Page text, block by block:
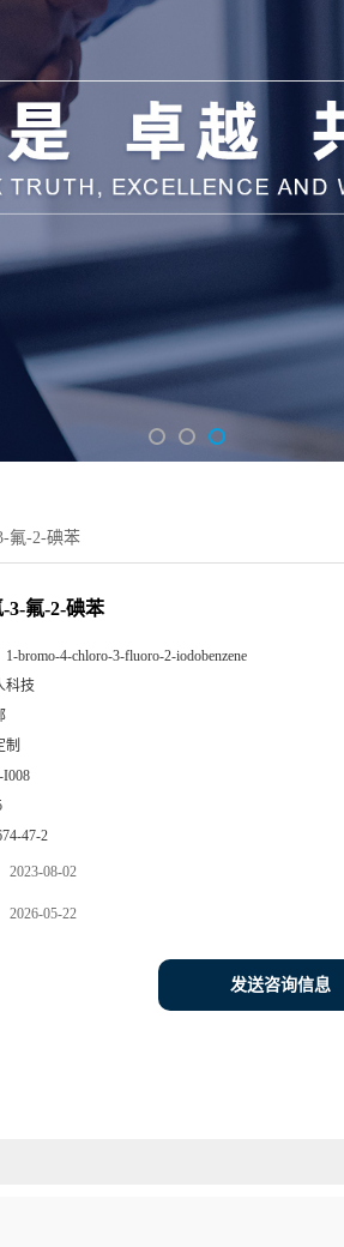
氟-2-碘苯
3-氟-2-碘苯
1-bromo-4-chloro-3-fluoro-2-iodobenzene
科技
制
I008
47-2
2023-08-02
2026-05-22
发送咨询信息